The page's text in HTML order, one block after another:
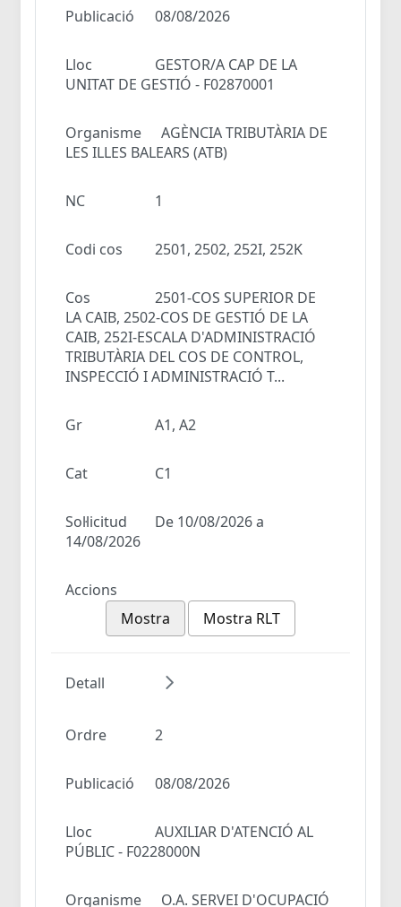
Publicació 08/08/2026
Lloc
GESTOR/A CAP DE LA
UNITAT DE GESTIÓ - F02870001
Organisme
AGÈNCIA TRIBUTÀRIA DE
LES ILLES BALEARS (ATB)
NC 1
Codi cos 2501, 2502, 252I, 252K
Cos
2501-COS SUPERIOR DE
LA CAIB, 2502-COS DE GESTIÓ DE LA
CAIB, 252I-ESCALA D'ADMINISTRACIÓ
TRIBUTÀRIA DEL COS DE CONTROL,
INSPECCIÓ I ADMINISTRACIÓ T...
Gr A1, A2
Cat C1
Sol·licitud
De 10/08/2026 a
14/08/2026
Accions
Mostra
Mostra RLT
Detall
Ordre 2
Publicació 08/08/2026
Lloc
AUXILIAR D'ATENCIÓ AL
PÚBLIC - F0228000N
Organisme
O.A. SERVEI D'OCUPACIÓ